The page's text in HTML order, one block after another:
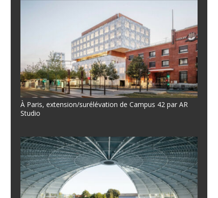
À Paris, extension/surélévation de Campus 42 par AR
Studio